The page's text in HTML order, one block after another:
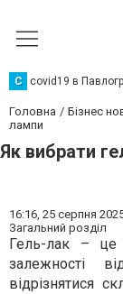
C covid19 в
Головна Бізнес
лампи
Як вибрати
16:16, 25 серпня
Загальний розділ
Гель-лак – це
залежності
відрізнятися